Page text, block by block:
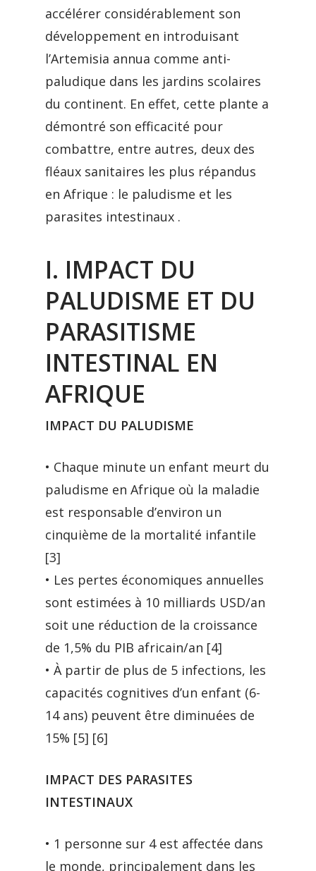
accélérer considérablement son
développement en introduisant
l’Artemisia annua comme anti-
paludique dans les jardins scolaires
du continent. En effet, cette plante a
démontré son efficacité pour
combattre, entre autres, deux des
fléaux sanitaires les plus répandus
en Afrique : le paludisme et les
parasites intestinaux .
I. IMPACT DU
PALUDISME ET DU
PARASITISME
INTESTINAL EN
AFRIQUE
IMPACT DU PALUDISME
• Chaque minute un enfant meurt du
paludisme en Afrique où la maladie
est responsable d’environ un
cinquième de la mortalité infantile
[3]
• Les pertes économiques annuelles
sont estimées à 10 milliards USD/an
soit une réduction de la croissance
de 1,5% du PIB africain/an [4]
• À partir de plus de 5 infections, les
capacités cognitives d’un enfant (6-
14 ans) peuvent être diminuées de
15% [5] [6]
IMPACT DES PARASITES
INTESTINAUX
• 1 personne sur 4 est affectée dans
le monde, principalement dans les